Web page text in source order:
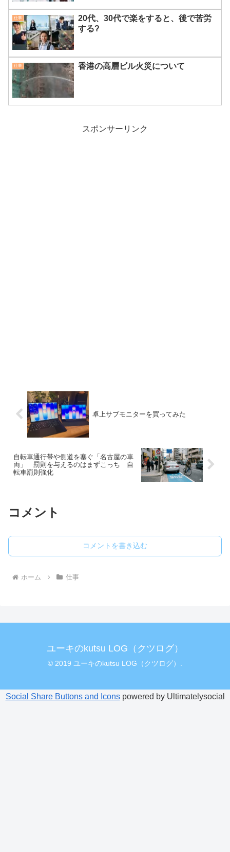
仕事
20代、30代で楽をすると、後で苦労
する?
仕事 香港の高層ビル火災について
スポンサーリンク
卓上サブモニターを買ってみた
自転車通行帯や側道を塞ぐ「名古屋の車
両」 罰則を与えるのはまずこっち 自
転車罰則強化
コメント
コメントを書き込む
ホーム 仕事
ユーキのkutsu LOG（クツログ）
© 2019 ユーキのkutsu LOG（クツログ）.
Social Share Buttons and Iconspowered by Ultimatelysocial